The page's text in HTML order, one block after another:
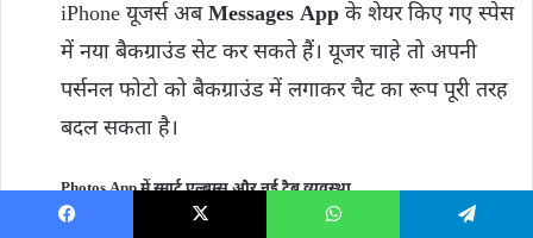
iPhone यूजर्स अबMessages App के शेयर किए गए स्पेस
में नया बैकग्राउंड सेट कर सकते हैं। यूजर चाहे तो अपनी
पर्सनल फोटो को बैकग्राउंड में लगाकर चैट का रूप पूरी तरह
बदल सकता है।
Photos App में स्मार्ट एल्बम्स और नई टैब व्यवस्था
Photos App को नया लेआउट दिया गया है: